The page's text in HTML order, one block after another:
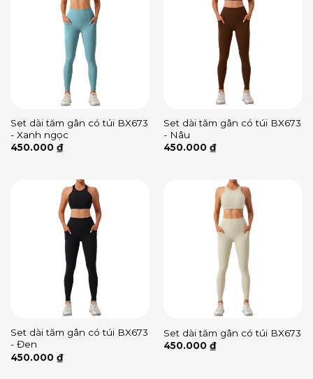
Set dài tăm gân có túi BX673
- Xanh ngọc
450.000 ₫
Set dài tăm gân có túi BX673
- Nâu
450.000 ₫
Set dài tăm gân có túi BX673
- Đen
450.000 ₫
Set dài tăm gân có túi BX673
450.000 ₫